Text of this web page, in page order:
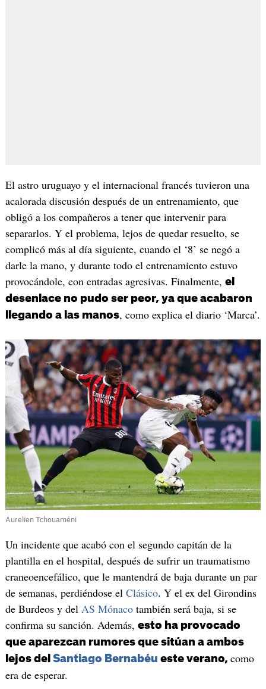
El astro uruguayo y el internacional francés tuvieron una
acalorada discusión después de un entrenamiento, que
obligó a los compañeros a tener que intervenir para
separarlos. Y el problema, lejos de quedar resuelto, se
complicó más al día siguiente, cuando el ‘8’ se negó a
darle la mano, y durante todo el entrenamiento estuvo
provocándole, con entradas agresivas. Finalmente, el
desenlace no pudo ser peor, ya que acabaron
llegando a las manos, como explica el diario ‘Marca’.
Aurelien Tchouaméni
Un incidente que acabó con el segundo capitán de la
plantilla en el hospital, después de sufrir un traumatismo
craneoencefálico, que le mantendrá de baja durante un par
de semanas, perdiéndose el Clásico. Y el ex del Girondins
de Burdeos y del AS Mónacotambién será baja, si se
confirma su sanción. Además, esto ha provocado
que aparezcan rumores que sitúan a ambos
lejos del Santiago Bernabéu este verano, como
era de esperar.